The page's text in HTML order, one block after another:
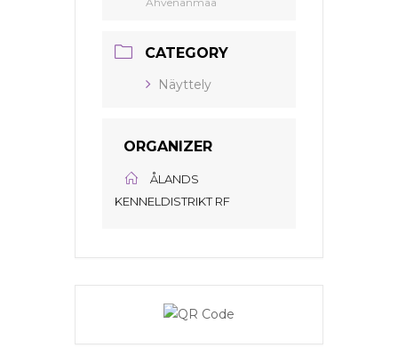
CATEGORY
Näyttely
ORGANIZER
ÅLANDS
KENNELDISTRIKT RF